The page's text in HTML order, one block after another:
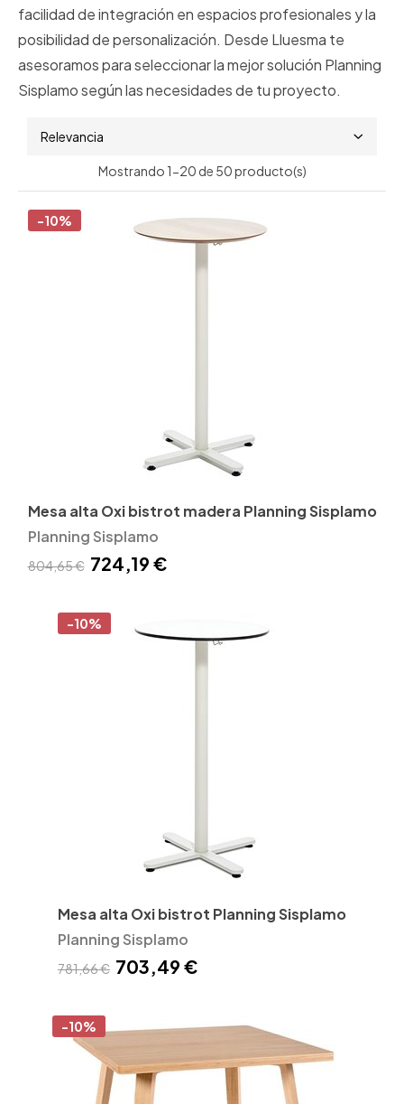
facilidad de integración en espacios profesionales y la
posibilidad de personalización. Desde Lluesma te
asesoramos para seleccionar la mejor solución Planning
Sisplamo según las necesidades de tu proyecto.
Relevancia
Mostrando 1-20 de 50 producto(s)
-10%
Mesa alta Oxi bistrot madera Planning Sisplamo
Planning Sisplamo
804,65 € 724,19 €
-10%
Mesa alta Oxi bistrot Planning Sisplamo
Planning Sisplamo
781,66 € 703,49 €
-10%